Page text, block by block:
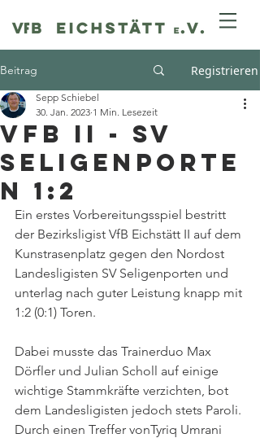
Beitrag Registrieren
VfB II - SV
Seligenporte
n 1:2
Sepp Schiebel
30. Jan. 2023 1 Min. Lesezeit
Ein erstes Vorbereitungsspiel bestritt
der Bezirksligist VfB Eichstätt II auf dem
Kunstrasenplatz gegen den Nordost
Landesligisten SV Seligenporten und
unterlag nach guter Leistung knapp mit
1:2 (0:1) Toren.
Dabei musste das Trainerduo Max
Dörfler und Julian Scholl auf einige
wichtige Stammkräfte verzichten, bot
dem Landesligisten jedoch stets Paroli.
Durch einen Treffer vonTyriq Umrani